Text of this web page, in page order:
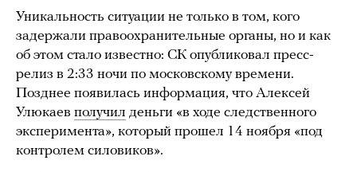
Уникальность ситуации не только в том, кого
задержали правоохранительные органы, но и как
об этом стало известно: СК опубликовал пресс-
релиз в 2:33 ночи по московскому времени.
Позднее появилась информация, что Алексей
Улюкаев получил деньги «в ходе следственного
эксперимента», который прошел 14 ноября «под
контролем силовиков».